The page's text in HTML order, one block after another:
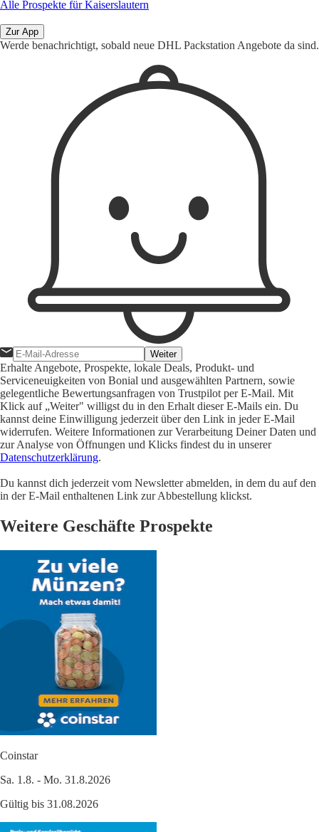
Alle Prospekte für Kaiserslautern
Zur App
Werde benachrichtigt, sobald neue DHL Packstation Angebote da sind.
Weiter
Erhalte Angebote, Prospekte, lokale Deals, Produkt- und
Serviceneuigkeiten von Bonial und ausgewählten Partnern, sowie
gelegentliche Bewertungsanfragen von Trustpilot per E-Mail. Mit
Klick auf „Weiter" willigst du in den Erhalt dieser E-Mails ein. Du
kannst deine Einwilligung jederzeit über den Link in jeder E-Mail
widerrufen. Weitere Informationen zur Verarbeitung Deiner Daten und
zur Analyse von Öffnungen und Klicks findest du in unserer
Datenschutzerklärung.
Du kannst dich jederzeit vom Newsletter abmelden, in dem du auf den
in der E-Mail enthaltenen Link zur Abbestellung klickst.
Weitere Geschäfte Prospekte
Coinstar
Sa. 1.8. - Mo. 31.8.2026
Gültig bis 31.08.2026